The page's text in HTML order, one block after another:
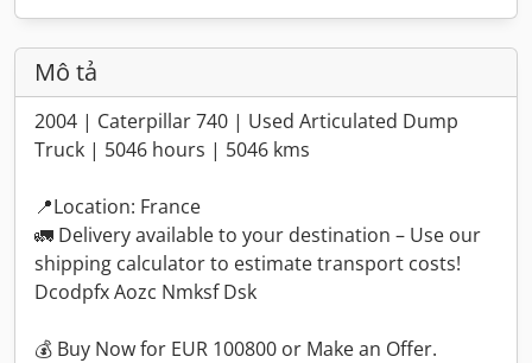
Mô tả
2004 | Caterpillar 740 | Used Articulated Dump
Truck | 5046 hours | 5046 kms
📍Location: France
🚛 Delivery available to your destination – Use our
shipping calculator to estimate transport costs!
Dcodpfx Aozc Nmksf Dsk
💰 Buy Now for EUR 100800 or Make an Offer.